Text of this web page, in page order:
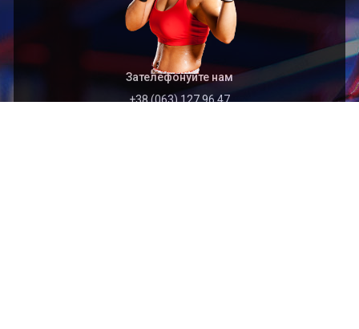
Зателефонуйте нам
+38 (063) 127 96 47